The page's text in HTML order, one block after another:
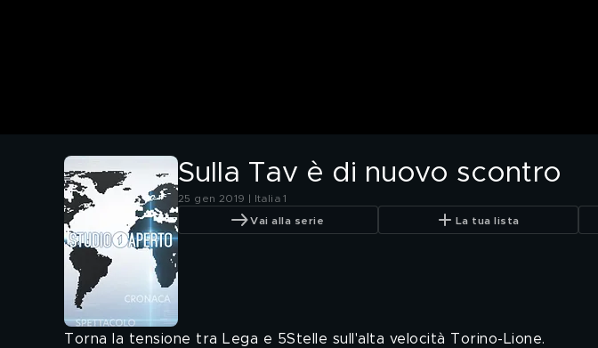
Sulla Tav è di nuovo scontro
25 gen 2019 | Italia 1
Vai alla serie La tua lista
Torna la tensione tra Lega e 5Stelle sull'alta velocità Torino-Lione.